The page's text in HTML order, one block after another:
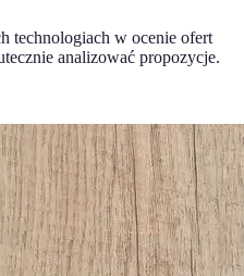
technologiach w ocenie ofert
analizować propozycje.